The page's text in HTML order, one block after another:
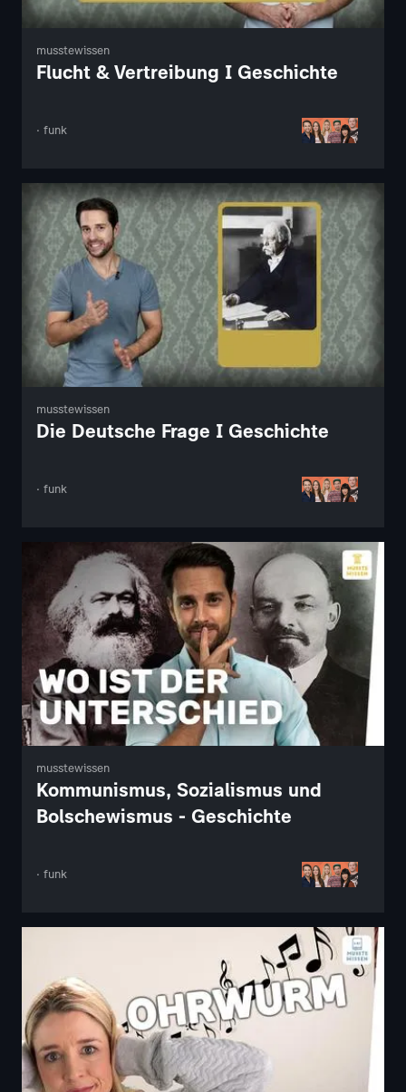
musstewissen
Flucht & Vertreibung I Geschichte
· funk
musstewissen
Die Deutsche Frage I Geschichte
· funk
musstewissen
Kommunismus, Sozialismus und
Bolschewismus - Geschichte
· funk